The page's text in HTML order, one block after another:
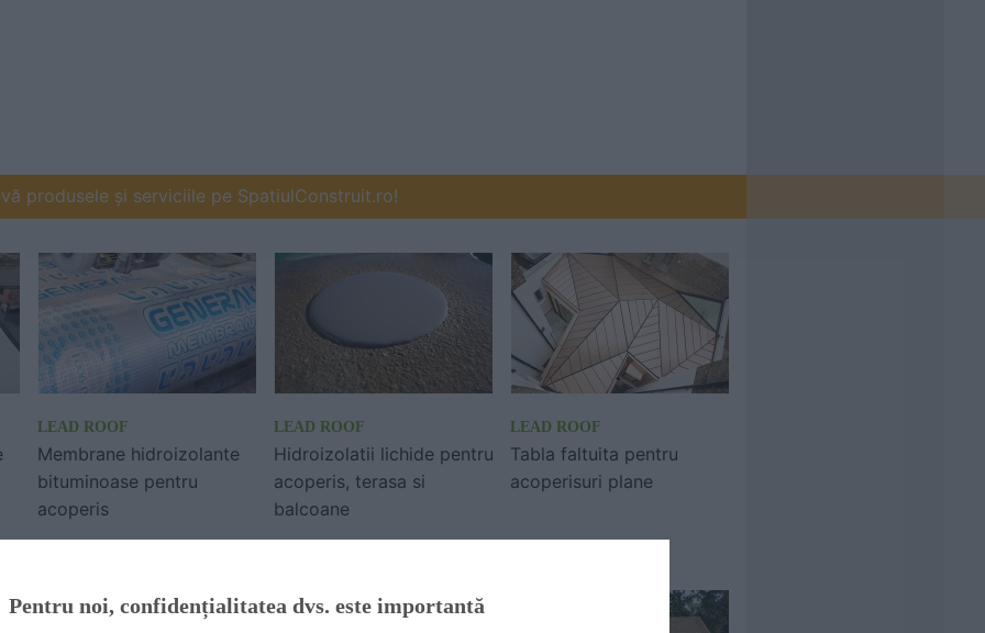
produsele și serviciile pe SpatiulConstruit.ro!
LEAD ROOF
Membrane hidroizolante
bituminoase pentru
acoperis
LEAD ROOF
Hidroizolatii lichide pentru
acoperis, terasa si
balcoane
LEAD ROOF
Tabla faltuita pentru
acoperisuri plane
Pentru noi, confidențialitatea dvs. este importantă